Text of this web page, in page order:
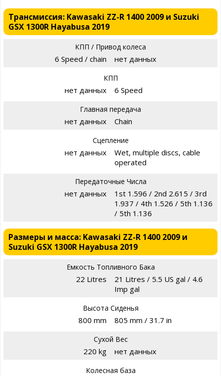
Трансмиссия: Kawasaki ZZ-R 1400 2009 и Suzuki
GSX 1300R Hayabusa 2019
КПП / Привод колеса
6 Speed / chain нет данных
КПП
нет данных 6 Speed
Главная передача
нет данных Chain
Сцепление
нет данных
Wet, multiple discs, cable
operated
Передаточные Числа
нет данных
1st 1.596 / 2nd 2.615 / 3rd
1.937 / 4th 1.526 / 5th 1.136
/ 5th 1.136
Размеры и масса: Kawasaki ZZ-R 1400 2009 и
Suzuki GSX 1300R Hayabusa 2019
Емкость Топливного Бака
22 Litres
21 Litres / 5.5 US gal / 4.6
Imp gal
Высота Сиденья
800 mm 805 mm / 31.7 in
Сухой Вес
220 kg нет данных
Колесная база